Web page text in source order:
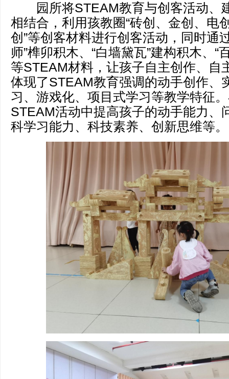
园所将STEAM教育与创客活动、
相结合，利用孩教圈“砖创、金创、电
创”等创客材料进行创客活动，同时通
师”榫卯积木、“白墙黛瓦”建构积木、“
等STEAM材料，让孩子自主创作、自
体现了STEAM教育强调的动手创作、
习、游戏化、项目式学习等教学特征
STEAM活动中提高孩子的动手能力、
科学习能力、科技素养、创新思维等。